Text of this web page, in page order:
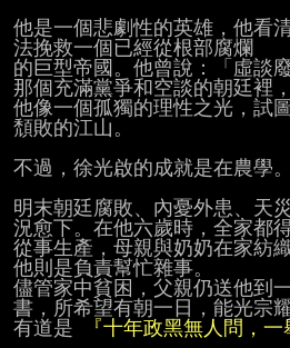
他是一個悲劇性的英雄，他看
法挽救一個已經從根部腐爛
的巨型帝國。他曾說：「虛談
那個充滿黨爭和空談的朝廷裡，
他像一個孤獨的理性之光，試
頹敗的江山。
不過，徐光啟的成就是在農學。
明末朝廷腐敗、內憂外患、天
況愈下。在他六歲時，全家都
從事生產，母親與奶奶在家紡
他則是負責幫忙雜事。
儘管家中貧困，父親仍送他到
書，所希望有朝一日，能光宗耀
有道是
『十年政黑無人問，一